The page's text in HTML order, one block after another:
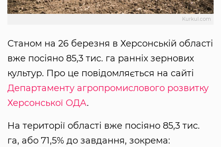
Kurkul.com
Станом на 26 березня в Херсонській області
вже посіяно 85,3 тис. га ранніх зернових
культур. Про це повідомляється на сайті
Департаменту агропромислового розвитку
Херсонської ОДА.
На території області вже посіяно 85,3 тис.
га, або 71,5% до завдання, зокрема: